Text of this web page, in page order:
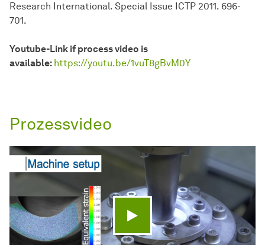
Research International. Special Issue ICTP 2011. 696-
701.
Youtube-Link if process video is
available: https://youtu.be/1vuT8gBvM0Y
Prozessvideo
Video abspielen